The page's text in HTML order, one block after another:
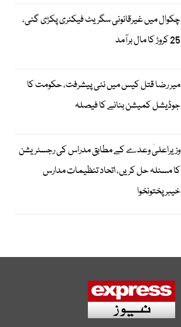
چکوال میں غیرقانونی سگریٹ فیکٹری پکڑی گئی،
25 کروڑ کا مال برآمد
میر رضا قتل کیس میں نئی پیشرفت، حکومت کا
جوڈیشل کمیشن بنانے کا فیصلہ
وزیراعلیٰ وعدے کے مطابق مدراس کی رجسٹریشن
کا مسئلہ حل کریں، اتحاد تنظیمات مدارس
خیبرپختونخوا